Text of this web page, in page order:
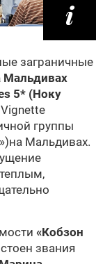
заграничные
5* (Ноку
группы
Мальдивах.
«Кобзон
звания